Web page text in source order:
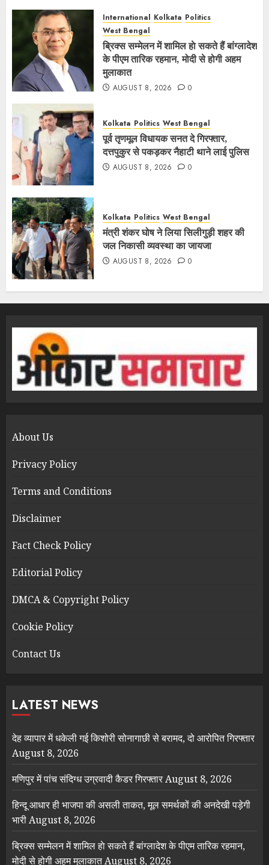
International Kolkata Politics
West Bengal
ब्रिक्स सम्मेलन में शामिल हाे सकते हैं बांग्लादेश
के पीएम तारिक रहमान, मोदी से होगी अहम
मुलाकात
AUGUST 8, 2026 0
Kolkata Politics West Bengal
पूर्व तृणमूल विधायक सनत दे गिरफ्तार,
दत्तपुकुर से पकड़कर नैहाटी थाने लाई पुलिस
AUGUST 8, 2026 0
Kolkata Politics West Bengal
मंत्री शंकर घोष ने लिया सिलीगुड़ी शहर की
जल निकासी व्यवस्था का जायजा
AUGUST 8, 2026 0
About Us
Privacy Policy
Terms and Conditions
Disclaimer
Fact Check Policy
Editorial Policy
DMCA & Copyright Policy
Cookie Policy
Contact Us
LATEST NEWS
देह व्यापार में धकेली गई किशोरी सोनागाछी से बरामद, दो आरोपित गिरफ्तार
August 8, 2026
मणिपुर में पांच संदिग्ध उग्रवादी कैडर गिरफ्तारAugust 8, 2026
हिन्दू आधार ही भाजपा की असली ताकत, मूल समर्थकों की अनदेखी पड़ेगी
भारीAugust 8, 2026
ब्रिक्स सम्मेलन में शामिल हाे सकते हैं बांग्लादेश के पीएम तारिक रहमान,
मोदी से होगी अहम मुलाकातAugust 8, 2026